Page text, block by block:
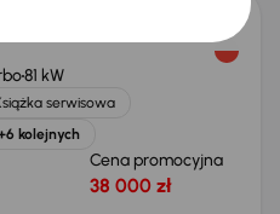
81 kW
serwisowa
kolejnych
Cena promocyjna
38 000 zł